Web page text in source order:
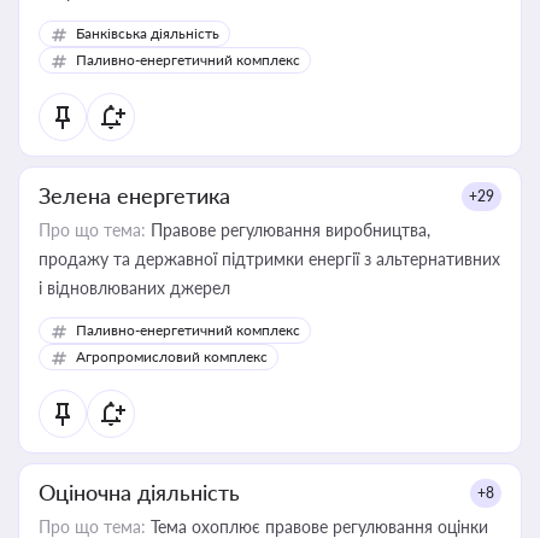
Банківська діяльність
Паливно-енергетичний комплекс
Зелена енергетика +29
Про що тема: Правове регулювання виробництва,
продажу та державної підтримки енергії з альтернативних
і відновлюваних джерел
Паливно-енергетичний комплекс
Агропромисловий комплекс
Оціночна діяльність +8
Про що тема: Тема охоплює правове регулювання оцінки